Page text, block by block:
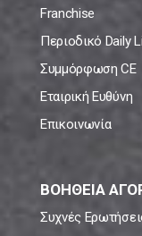
Franchise
Περιοδικό Daily
Συμμόρφωση CE
Εταιρική Ευθύνη
Επικοινωνία
ΒΟΗΘΕΙΑ
Συχνές